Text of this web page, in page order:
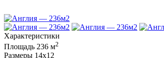
Характеристики
Площадь 236 м2
Размеры 14х12